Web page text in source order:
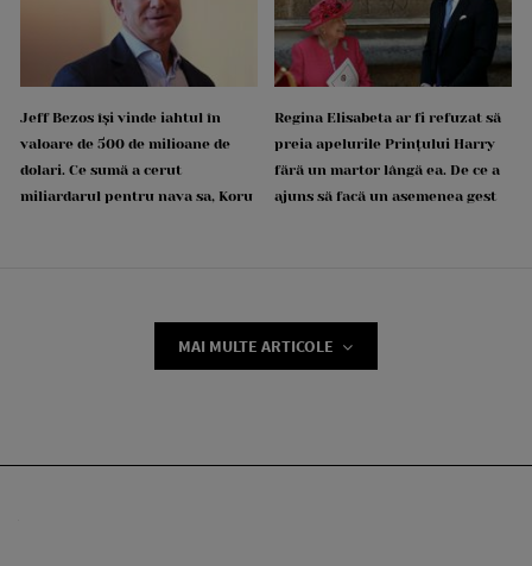
Jeff Bezos își vinde iahtul în
valoare de 500 de milioane de
dolari. Ce sumă a cerut
miliardarul pentru nava sa, Koru
Regina Elisabeta ar fi refuzat să
preia apelurile Prințului Harry
fără un martor lângă ea. De ce a
ajuns să facă un asemenea gest
MAI MULTE ARTICOLE